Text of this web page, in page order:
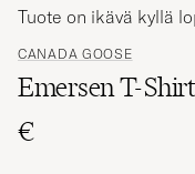
CANADA GOOSE
Emersen T-
€
Tuote on ikävä kyllä